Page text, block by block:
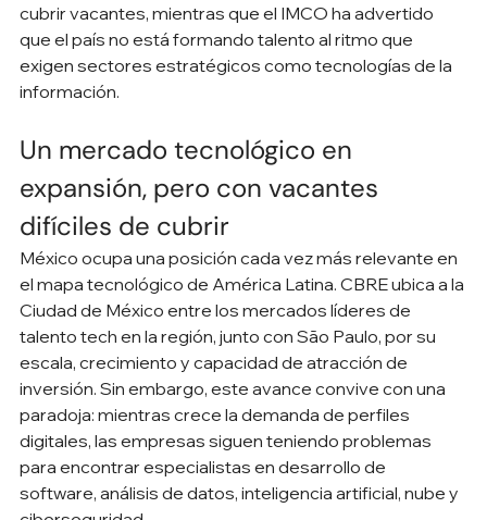
cubrir vacantes, mientras que el IMCO ha advertido
que el país no está formando talento al ritmo que
exigen sectores estratégicos como tecnologías de la
información.
Un mercado tecnológico en
expansión, pero con vacantes
difíciles de cubrir
México ocupa una posición cada vez más relevante en
el mapa tecnológico de América Latina. CBRE ubica a la
Ciudad de México entre los mercados líderes de
talento tech en la región, junto con São Paulo, por su
escala, crecimiento y capacidad de atracción de
inversión. Sin embargo, este avance convive con una
paradoja: mientras crece la demanda de perfiles
digitales, las empresas siguen teniendo problemas
para encontrar especialistas en desarrollo de
software, análisis de datos, inteligencia artificial, nube y